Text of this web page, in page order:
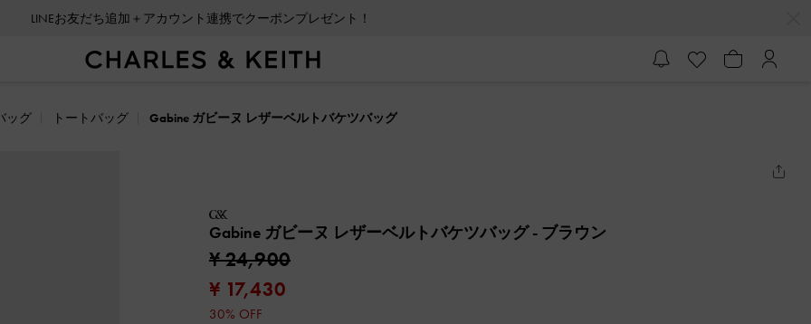
LINEお友だち追加＋アカウント連携でクーポンプレゼント！
ッグ トートバッグ Gabine ガビーヌ レザーベルトバケツバッグ
Gabine ガビーヌ レザーベルトバケツバッグ- ブラウン
¥ 24,900
¥ 17,430
30% OFF